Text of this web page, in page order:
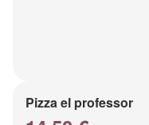
Pizza el professor